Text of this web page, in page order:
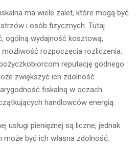
ma wiele zalet, które mogą być
i osób fizycznych. Tutaj
ogólną wydajność kosztową,
rozpoczęcia rozliczenia.
reputację godnego
zwiększyć ich zdolność
fiskalną w oczach
handlowców energią.
usługi pieniężnej są liczne, jednak
być ich własna zdolność.